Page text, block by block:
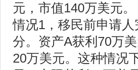
元，市值140万美元。
情况1，移民前申请
分。资产A获利70万
20万美元。这种情况